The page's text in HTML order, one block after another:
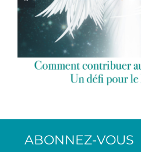
Quéro – 3
Bazas –
ABONNEZ-VOUS